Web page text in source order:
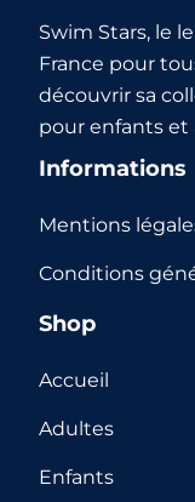
Swim Stars, le
France pour
découvrir sa
pour enfants et
Informations
Mentions
Conditions
Shop
Accueil
Adultes
Enfants